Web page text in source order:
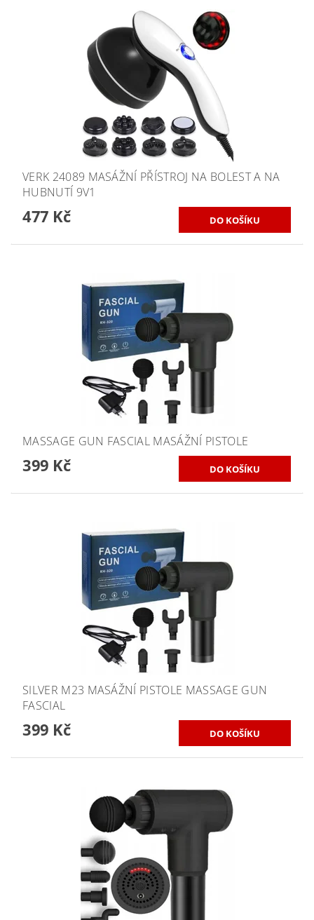
VERK 24089 MASÁŽNÍ PŘÍSTROJ NA BOLEST A NA
HUBNUTÍ 9V1
477 Kč
MASSAGE GUN FASCIAL MASÁŽNÍ PISTOLE
399 Kč
SILVER M23 MASÁŽNÍ PISTOLE MASSAGE GUN
FASCIAL
399 Kč